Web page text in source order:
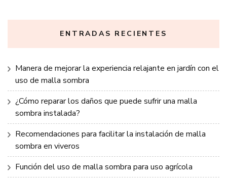
ENTRADAS RECIENTES
Manera de mejorar la experiencia relajante en jardín con el
uso de malla sombra
¿Cómo reparar los daños que puede sufrir una malla
sombra instalada?
Recomendaciones para facilitar la instalación de malla
sombra en viveros
Función del uso de malla sombra para uso agrícola